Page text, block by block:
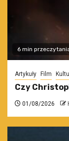
6 min
Artykuły Film
Czy
01/08/2026